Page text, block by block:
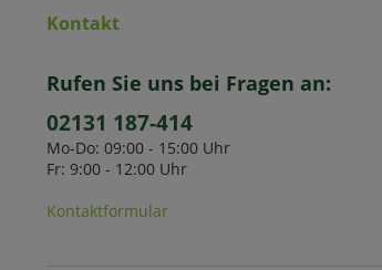
Kontakt
Rufen Sie uns bei Fragen an:
02131 187-414
Mo-Do: 09:00 - 15:00 Uhr
Fr: 9:00 - 12:00 Uhr
Kontaktformular